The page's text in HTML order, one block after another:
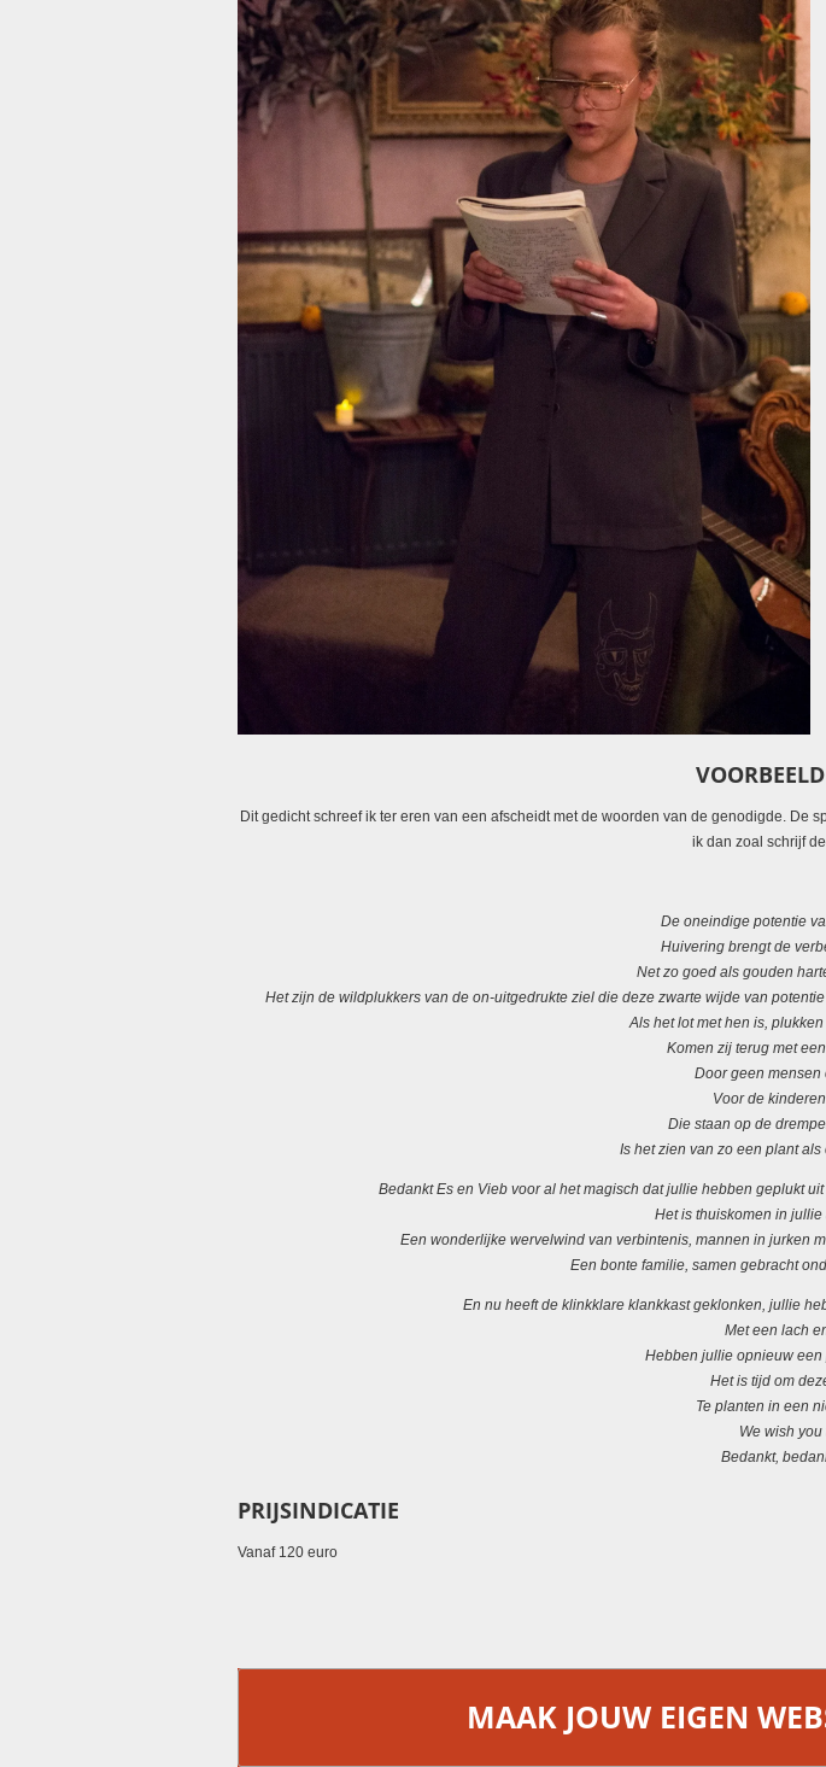
Dit gedicht schreef ik ter eren van een afscheidt met de woorden van de genodigde. De
ik dan zoal schrijf
De oneindige potentie
Huivering brengt de
Net zo goed als gouden
Het zijn de wildplukkers van de on-uitgedrukte ziel die deze zwarte wijde van
Als het lot met hen is,
Komen zij terug met
Door geen mensen
Voor de
Die staan op de
Is het zien van zo een plant
Bedankt Es en Vieb voor al het magisch dat jullie hebben geplukt
Het is thuiskomen in
Een wonderlijke wervelwind van verbintenis, mannen in jurken
Een bonte familie, samen gebracht
En nu heeft de klinkklare klankkast geklonken, jullie
Met een lach
Hebben jullie opnieuw
Het is tijd om
Te planten in een
We wish you
Bedankt,
PRIJSINDICATIE
Vanaf 120 euro
MAAK JOUW EIGEN